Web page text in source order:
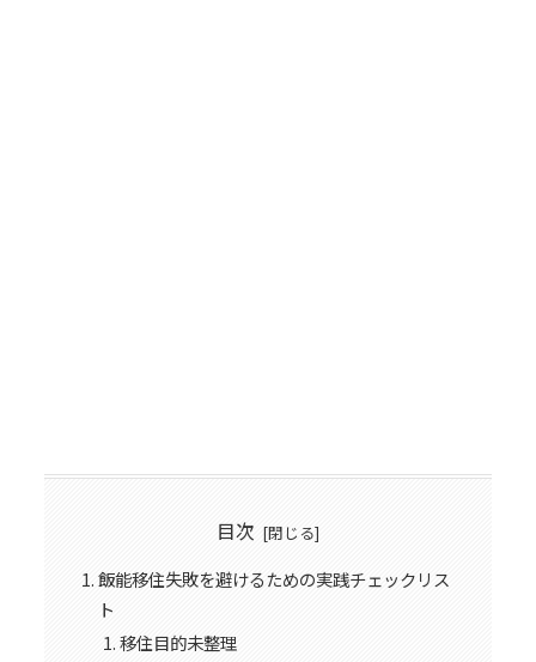
目次
飯能移住失敗を避けるための実践チェックリス
ト
移住目的未整理